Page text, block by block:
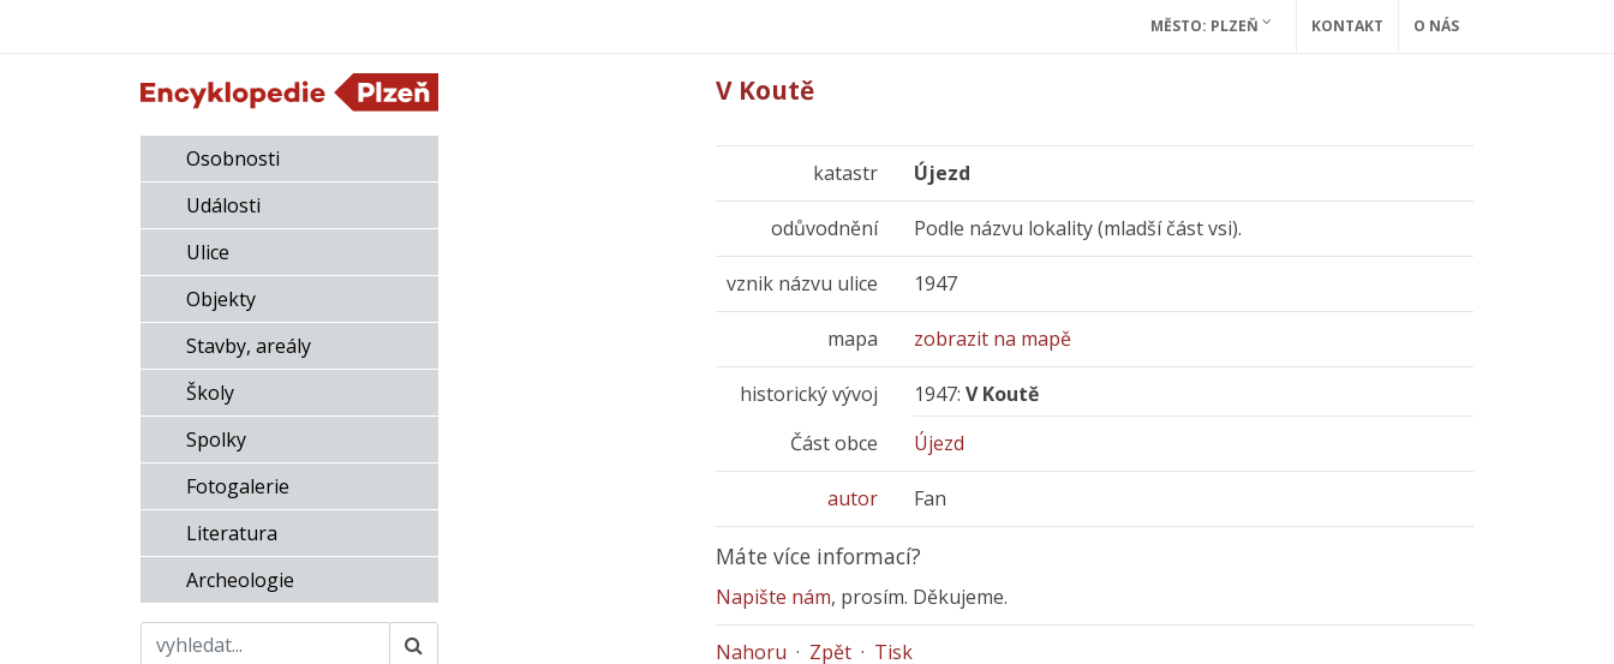
MĚSTO: PLZEŇ KONTAKT O NÁS
Osobnosti
Události
Ulice
Objekty
Stavby, areály
Školy
Spolky
Fotogalerie
Literatura
Archeologie
V Koutě
katastr Újezd
odůvodnění Podle názvu lokality (mladší část vsi).
vznik názvu ulice 1947
mapa zobrazit na mapě
historický vývoj 1947:V Koutě
Část obce
Újezd
autor Fan
Máte více informací?
Napište nám, prosím. Děkujeme.
Nahoru · Zpět · Tisk